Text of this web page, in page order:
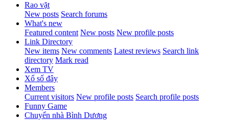
Rao vặt
New posts Search forums
What's new
Featured content New posts New profile posts
Link Directory
New items New comments Latest reviews Search link
directory Mark read
Xem TV
Xổ số đây
Members
Current visitors New profile posts Search profile posts
Funny Game
Chuyển nhà Bình Dương